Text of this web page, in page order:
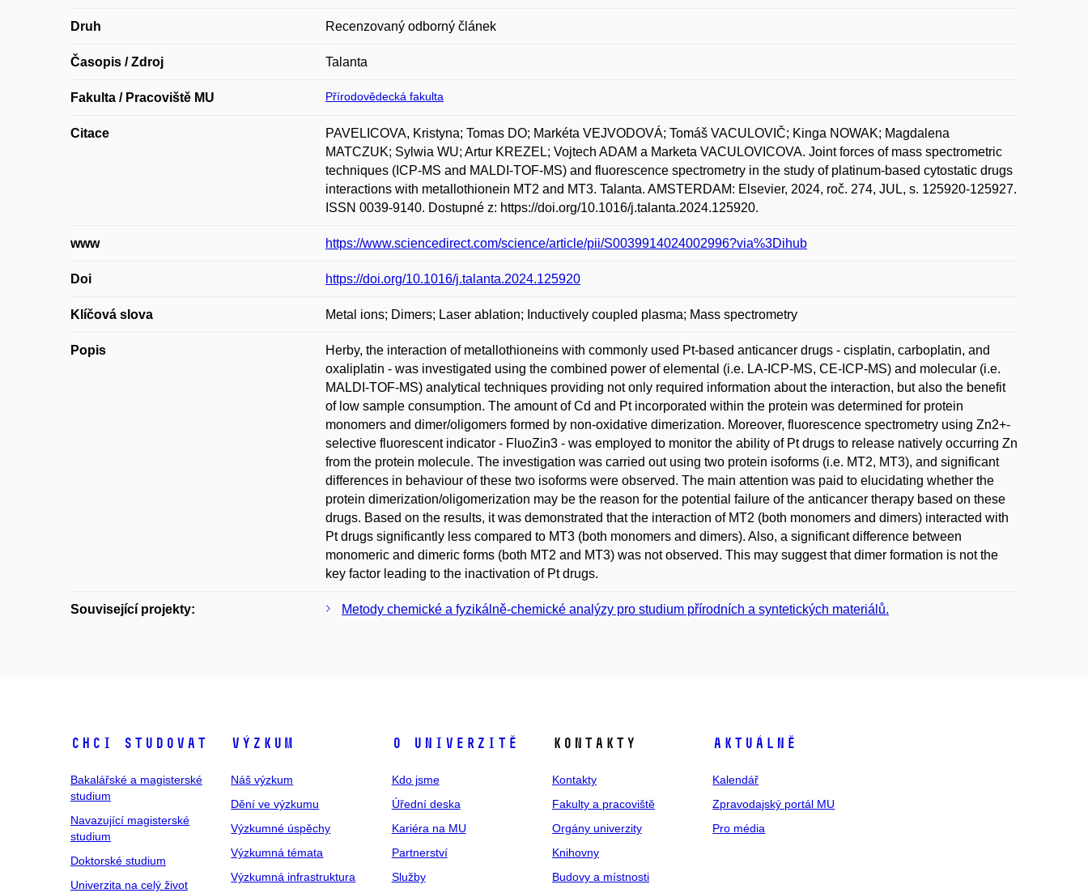
Druh Recenzovaný odborný článek
Časopis / Zdroj Talanta
Fakulta / Pracoviště MU Přírodovědecká fakulta
Citace
PAVELICOVA, Kristyna; Tomas DO; Markéta VEJVODOVÁ; Tomáš VACULOVIČ; Kinga NOWAK; Magdalena
MATCZUK; Sylwia WU; Artur KREZEL; Vojtech ADAM a Marketa VACULOVICOVA. Joint forces of mass spectrometric
techniques (ICP-MS and MALDI-TOF-MS) and fluorescence spectrometry in the study of platinum-based cytostatic drugs
interactions with metallothionein MT2 and MT3. Talanta. AMSTERDAM: Elsevier, 2024, roč. 274, JUL, s. 125920-125927.
ISSN 0039-9140. Dostupné z: https://doi.org/10.1016/j.talanta.2024.125920.
www https://www.sciencedirect.com/science/article/pii/S0039914024002996?via%3Dihub
Doi https://doi.org/10.1016/j.talanta.2024.125920
Klíčová slova Metal ions; Dimers; Laser ablation; Inductively coupled plasma; Mass spectrometry
Popis
Herby, the interaction of metallothioneins with commonly used Pt-based anticancer drugs - cisplatin, carboplatin, and
oxaliplatin - was investigated using the combined power of elemental (i.e. LA-ICP-MS, CE-ICP-MS) and molecular (i.e.
MALDI-TOF-MS) analytical techniques providing not only required information about the interaction, but also the benefit
of low sample consumption. The amount of Cd and Pt incorporated within the protein was determined for protein
monomers and dimer/oligomers formed by non-oxidative dimerization. Moreover, fluorescence spectrometry using Zn2+-
selective fluorescent indicator - FluoZin3 - was employed to monitor the ability of Pt drugs to release natively occurring Zn
from the protein molecule. The investigation was carried out using two protein isoforms (i.e. MT2, MT3), and significant
differences in behaviour of these two isoforms were observed. The main attention was paid to elucidating whether the
protein dimerization/oligomerization may be the reason for the potential failure of the anticancer therapy based on these
drugs. Based on the results, it was demonstrated that the interaction of MT2 (both monomers and dimers) interacted with
Pt drugs significantly less compared to MT3 (both monomers and dimers). Also, a significant difference between
monomeric and dimeric forms (both MT2 and MT3) was not observed. This may suggest that dimer formation is not the
key factor leading to the inactivation of Pt drugs.
Související projekty: Metody chemické a fyzikálně-chemické analýzy pro studium přírodních a syntetických materiálů.
Chci studovat
Bakalářské a magisterské
studium
Navazující magisterské
studium
Doktorské studium
Univerzita na celý život
Výzkum
Náš výzkum
Dění ve výzkumu
Výzkumné úspěchy
Výzkumná témata
Výzkumná infrastruktura
O univerzitě
Kdo jsme
Úřední deska
Kariéra na MU
Partnerství
Služby
Kontakty
Kontakty
Fakulty a pracoviště
Orgány univerzity
Knihovny
Budovy a místnosti
Aktuálně
Kalendář
Zpravodajský portál MU
Pro média